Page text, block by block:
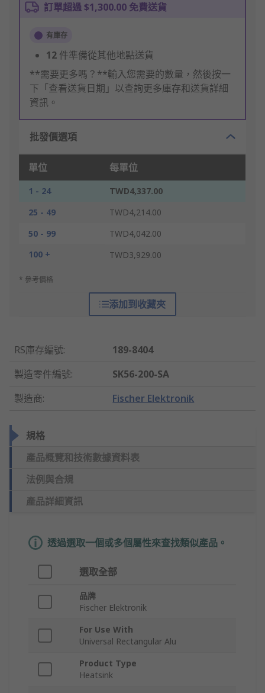
訂單超過 $1,300.00 免費送貨
有庫存
12 件準備從其他地點送貨
**需要更多嗎？**輸入您需要的數量，然後按一
下「查看送貨日期」以查詢更多庫存和送貨詳細
資訊。
批發價選項
單位 每單位
1 - 24
TWD4,337.00
25 - 49
TWD4,214.00
50 - 99
TWD4,042.00
100 +
TWD3,929.00
* 參考價格
添加到收藏夾
RS庫存編號:
189-8404
製造零件編號:
SK56-200-SA
製造商: Fischer Elektronik
規格
產品概覽和技術數據資料表
法例與合規
產品詳細資訊
透過選取一個或多個屬性來查找類似產品。
選取全部
品牌
Fischer Elektronik
For Use With
Universal Rectangular Alu
Product Type
Heatsink